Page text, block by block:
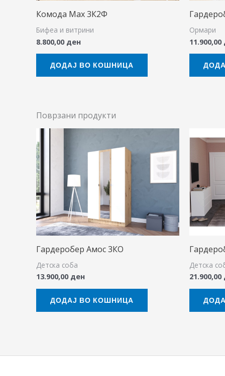
Комода Мах 3К2Ф
Бифеа и витрини
8.800,00 ден
ДОДАЈ ВО КОШНИЦА
Ормари
11.900,00
Поврзани продукти
Гардеробер Амос 3КО
Детска соба
13.900,00 ден
ДОДАЈ ВО КОШНИЦА
Детска
21.900,00